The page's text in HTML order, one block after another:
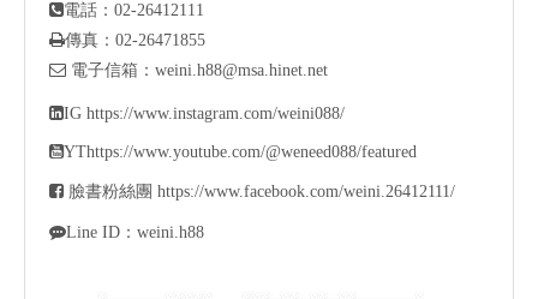
電話：02-26412111
傳真：02-26471855
 電子信箱： weini.h88@msa.hinet.net
IG https://www.instagram.com/weini088/
YThttps://www.youtube.com/@weneed088/featured
 臉書粉絲團 https://www.facebook.com/weini.26412111/
Line ID：weini.h88